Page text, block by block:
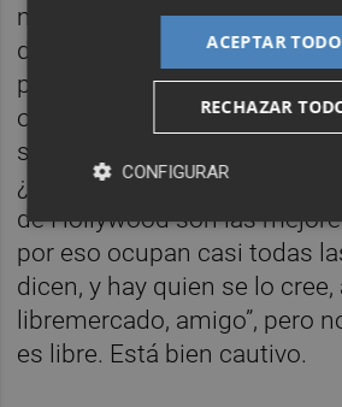
marcadas y presionan para
de pantalla que garantizan
proyecciones a la producción
objetivo es que sus
salas en Europa aún más de
¿O en serio alguien se cree
de Hollywood son las
por eso ocupan casi todas
dicen, y hay quien se lo cree,
libremercado, amigo”, pero
es libre. Está bien cautivo.
ACEPTAR TODO
RECHAZAR
CONFIGURAR